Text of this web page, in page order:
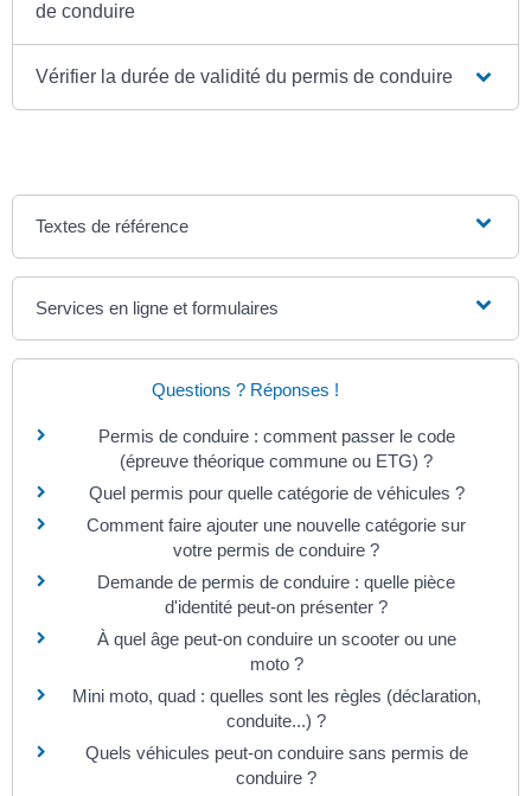
de conduire
Vérifier la durée de validité du permis de conduire
Textes de référence
Services en ligne et formulaires
Questions ? Réponses !
Permis de conduire : comment passer le code
(épreuve théorique commune ou ETG) ?
Quel permis pour quelle catégorie de véhicules ?
Comment faire ajouter une nouvelle catégorie sur
votre permis de conduire ?
Demande de permis de conduire : quelle pièce
d'identité peut-on présenter ?
À quel âge peut-on conduire un scooter ou une
moto ?
Mini moto, quad : quelles sont les règles (déclaration,
conduite...) ?
Quels véhicules peut-on conduire sans permis de
conduire ?